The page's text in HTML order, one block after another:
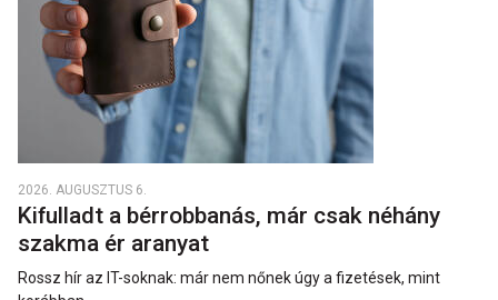
2026. AUGUSZTUS 6.
Kifulladt a bérrobbanás, már csak néhány
szakma ér aranyat
Rossz hír az IT-soknak: már nem nőnek úgy a fizetések, mint